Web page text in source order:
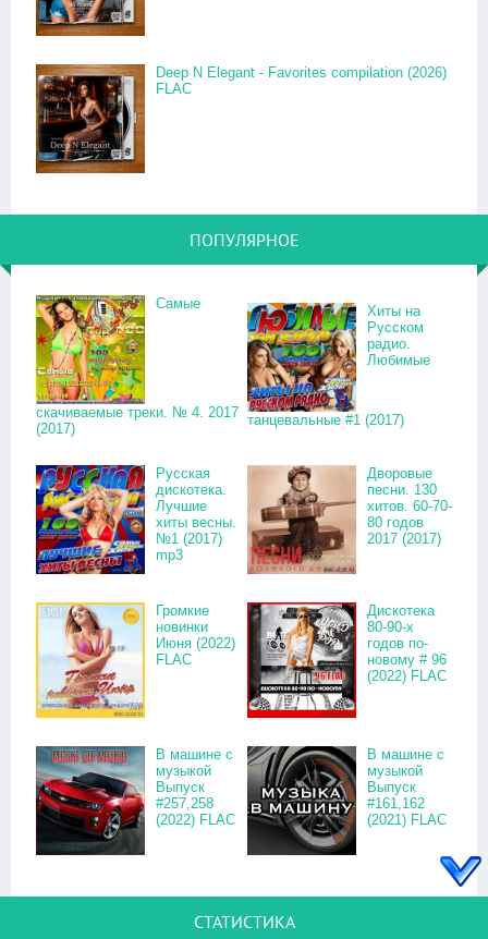
Deep N Elegant - Favorites compilation (2026)
FLAC
ПОПУЛЯРНОЕ
Самые
скачиваемые треки. № 4. 2017
(2017)
Хиты на
Русском
радио.
Любимые
танцевальные #1 (2017)
Русская
дискотека.
Лучшие
хиты весны.
№1 (2017)
mp3
Дворовые
песни. 130
хитов. 60-70-
80 годов
2017 (2017)
Громкие
новинки
Июня (2022)
FLAC
Дискотека
80-90-х
годов по-
новому # 96
(2022) FLAC
В машине с
музыкой
Выпуск
#257,258
(2022) FLAC
В машине с
музыкой
Выпуск
#161,162
(2021) FLAC
СТАТИСТИКА